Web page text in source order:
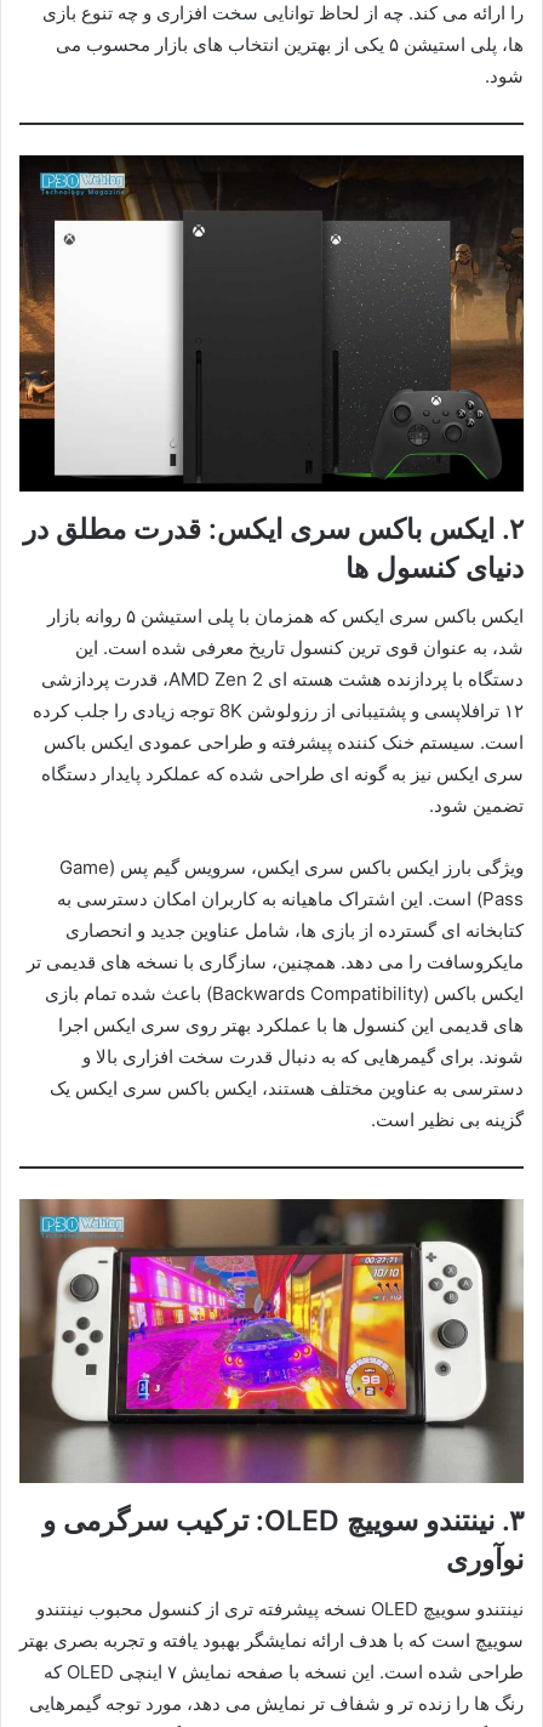
را ارائه می کند. چه از لحاظ توانایی سخت افزاری و چه تنوع بازی
ها، پلی استیشن ۵ یکی از بهترین انتخاب های بازار محسوب می
شود.
۲.
ایکس باکس سری ایکس: قدرت مطلق در
دنیای کنسول ها
ایکس باکس سری ایکس که همزمان با پلی استیشن ۵ روانه بازار
شد، به عنوان قوی ترین کنسول تاریخ معرفی شده است. این
دستگاه با پردازنده هشت هسته ای AMD Zen 2، قدرت پردازشی
۱۲ ترافلاپسی و پشتیبانی از رزولوشن 8K توجه زیادی را جلب کرده
است. سیستم خنک کننده پیشرفته و طراحی عمودی ایکس باکس
سری ایکس نیز به گونه ای طراحی شده که عملکرد پایدار دستگاه
تضمین شود.
ویژگی بارز ایکس باکس سری ایکس، سرویس گیم پس (Game
Pass) است. این اشتراک ماهیانه به کاربران امکان دسترسی به
کتابخانه ای گسترده از بازی ها، شامل عناوین جدید و انحصاری
مایکروسافت را می دهد. همچنین، سازگاری با نسخه های قدیمی تر
ایکس باکس (Backwards Compatibility) باعث شده تمام بازی
های قدیمی این کنسول ها با عملکرد بهتر روی سری ایکس اجرا
شوند. برای گیمرهایی که به دنبال قدرت سخت افزاری بالا و
دسترسی به عناوین مختلف هستند، ایکس باکس سری ایکس یک
گزینه بی نظیر است.
۳.
نینتندو سوییچ OLED: ترکیب سرگرمی و
نوآوری
نینتندو سوییچ OLED نسخه پیشرفته تری از کنسول محبوب نینتندو
سوییچ است که با هدف ارائه نمایشگر بهبود یافته و تجربه بصری بهتر
طراحی شده است. این نسخه با صفحه نمایش ۷ اینچی OLED که
رنگ ها را زنده تر و شفاف تر نمایش می دهد، مورد توجه گیمرهایی